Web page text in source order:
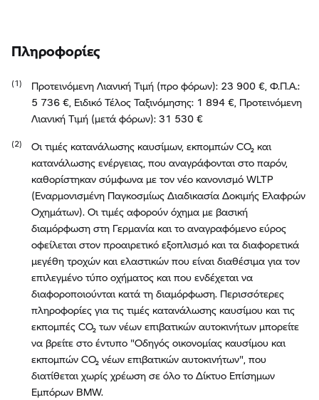
Πληροφορίες
Προτεινόμενη Λιανική Τιμή (προ φόρων): 23 900 €, Φ.Π.Α.:
5 736 €, Ειδικό Τέλος Ταξινόμησης: 1 894 €, Προτεινόμενη
Λιανική Τιμή (μετά φόρων): 31 530 €
Οι τιμές κατανάλωσης καυσίμων, εκπομπών CO₂ και
κατανάλωσης ενέργειας, που αναγράφονται στο παρόν,
καθορίστηκαν σύμφωνα με τον νέο κανονισμό WLTP
(Εναρμονισμένη Παγκοσμίως Διαδικασία Δοκιμής Ελαφρών
Οχημάτων). Οι τιμές αφορούν όχημα με βασική
διαμόρφωση στη Γερμανία και το αναγραφόμενο εύρος
οφείλεται στον προαιρετικό εξοπλισμό και τα διαφορετικά
μεγέθη τροχών και ελαστικών που είναι διαθέσιμα για τον
επιλεγμένο τύπο οχήματος και που ενδέχεται να
διαφοροποιούνται κατά τη διαμόρφωση. Περισσότερες
πληροφορίες για τις τιμές κατανάλωσης καυσίμου και τις
εκπομπές CO₂ των νέων επιβατικών αυτοκινήτων μπορείτε
να βρείτε στο έντυπο "Οδηγός οικονομίας καυσίμου και
εκπομπών CO₂ νέων επιβατικών αυτοκινήτων", που
διατίθεται χωρίς χρέωση σε όλο το Δίκτυο Επίσημων
Εμπόρων BMW.